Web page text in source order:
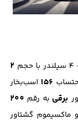
2
156اسب‌بخار
برقی به رقم 200
و ماکسیموم گشتاور